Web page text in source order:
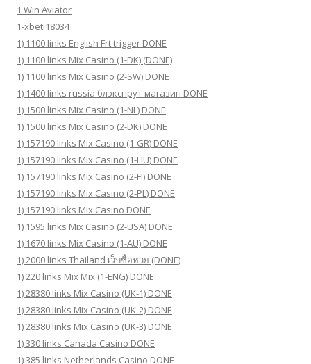
1 Win Aviator
1-xbeti18034
1) 1100 links English Frt trigger DONE
1) 1100 links Mix Casino (1-DK) (DONE)
1) 1100 links Mix Casino (2-SW) DONE
1) 1400 links russia блэкспрут магазин DONE
1) 1500 links Mix Casino (1-NL) DONE
1) 1500 links Mix Casino (2-DK) DONE
1) 157190 links Mix Casino (1-GR) DONE
1) 157190 links Mix Casino (1-HU) DONE
1) 157190 links Mix Casino (2-FI) DONE
1) 157190 links Mix Casino (2-PL) DONE
1) 157190 links Mix Casino DONE
1) 1595 links Mix Casino (2-USA) DONE
1) 1670 links Mix Casino (1-AU) DONE
1) 2000 links Thailand เว็บซื้อหวย (DONE)
1) 220 links Mix Mix (1-ENG) DONE
1) 28380 links Mix Casino (UK-1) DONE
1) 28380 links Mix Casino (UK-2) DONE
1) 28380 links Mix Casino (UK-3) DONE
1) 330 links Canada Casino DONE
1) 385 links Netherlands Casino DONE